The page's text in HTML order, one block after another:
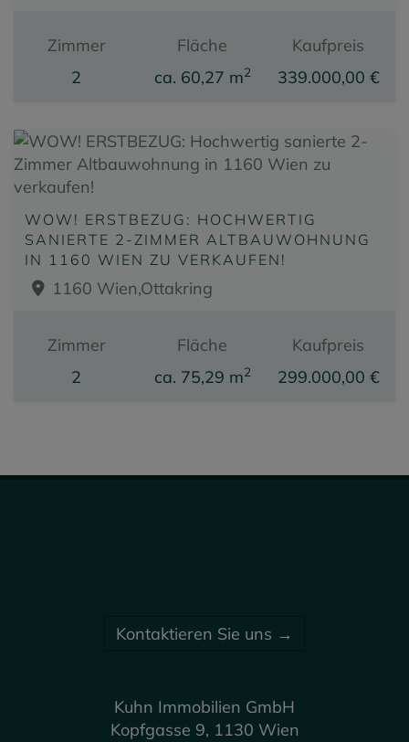
Zimmer
2
Fläche
ca. 60,27 m2
Kaufpreis
339.000,00 €
WOW! ERSTBEZUG: HOCHWERTIG
SANIERTE 2-ZIMMER ALTBAUWOHNUNG
IN 1160 WIEN ZU VERKAUFEN!
1160 Wien,Ottakring
Zimmer
2
Fläche
ca. 75,29 m2
Kaufpreis
299.000,00 €
Kontaktieren Sie uns →
Kuhn Immobilien GmbH
Kopfgasse 9, 1130 Wien